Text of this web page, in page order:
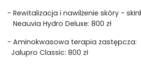
- Rewitalizacja i nawilżenie skóry -
Neauvia Hydro Deluxe: 800 zł
- Aminokwasowa terapia zastępcza:
Jalupro Classic: 800 zł